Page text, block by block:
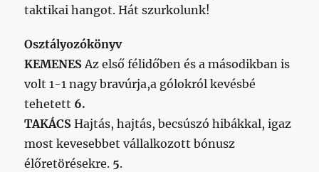
taktikai hangot. Hát szurkolunk!
Osztályozókönyv
KEMENESAz első félidőben és a másodikban is
volt 1-1 nagy bravúrja,a gólokról kevésbé
tehetett 6.
TAKÁCS Hajtás, hajtás, becsúszó hibákkal, igaz
most kevesebbet vállalkozott bónusz
élőretörésekre. 5.